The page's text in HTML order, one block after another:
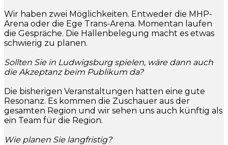
Wir haben zwei Möglichkeiten. Entweder die MHP-
Arena oder die Ege Trans-Arena. Momentan laufen
die Gespräche. Die Hallenbelegung macht es etwas
schwierig zu planen.
Sollten Sie in Ludwigsburg spielen, wäre dann auch
die Akzeptanz beim Publikum da?
Die bisherigen Veranstaltungen hatten eine gute
Resonanz. Es kommen die Zuschauer aus der
gesamten Region und wir sehen uns auch künftig als
ein Team für die Region.
Wie planen Sie langfristig?